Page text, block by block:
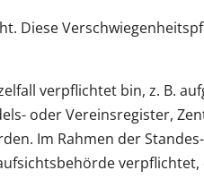
Diese
verpflichtet bin, z. B.
oder Vereinsregister,
Im Rahmen der